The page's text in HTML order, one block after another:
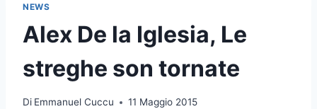
NEWS
Alex De la Iglesia, Le
streghe son tornate
Di Emmanuel Cuccu 11 Maggio 2015